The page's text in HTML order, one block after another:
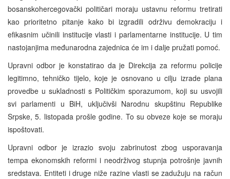
bosanskohercegovački političari moraju ustavnu reformu tretirati
kao prioritetno pitanje kako bi izgradili održivu demokraciju i
efikasnim učinili institucije vlasti i parlamentarne institucije. U tim
nastojanjima međunarodna zajednica će im i dalje pružati pomoć.
Upravni odbor je konstatirao da je Direkcija za reformu policije
legitimno, tehničko tijelo, koje je osnovano u cilju izrade plana
provedbe u sukladnosti s Političkim sporazumom, koji su usvojili
svi parlamenti u BiH, uključivši Narodnu skupštinu Republike
Srpske, 5. listopada prošle godine. To su obveze koje se moraju
ispoštovati.
Upravni odbor je izrazio svoju zabrinutost zbog usporavanja
tempa ekonomskih reformi i neodrživog stupnja potrošnje javnih
sredstava. Entiteti i druge niže razine vlasti se zadužuju na račun